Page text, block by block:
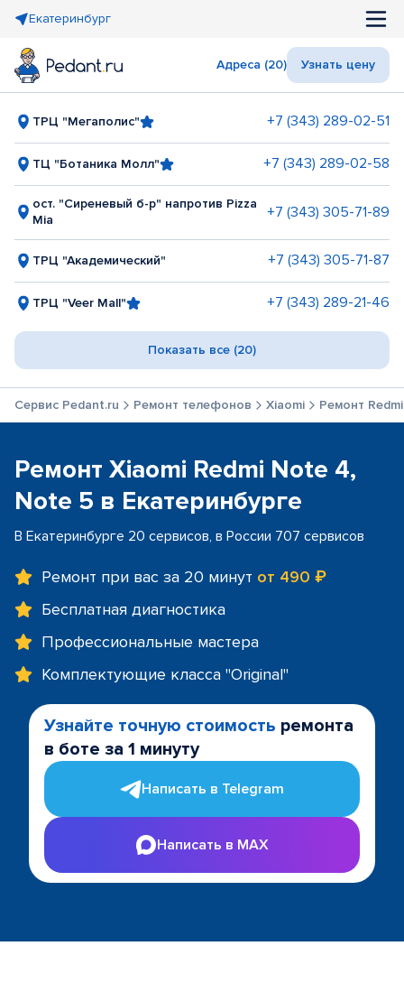
Екатеринбург
Адреса (20) Узнать цену
ТРЦ "Мегаполис" +7 (343) 289-02-51
ТЦ "Ботаника Молл" +7 (343) 289-02-58
ост. "Сиреневый б-р" напротив Pizza
Mia
+7 (343) 305-71-89
ТРЦ "Академический" +7 (343) 305-71-87
ТРЦ "Veer Mall" +7 (343) 289-21-46
Показать все (20)
Сервис Pedant.ru Ремонт телефонов Xiaomi Ремонт
Ремонт Xiaomi Redmi Note 4,
Note 5 в Екатеринбурге
В Екатеринбурге 20 сервисов, в России 707 сервисов
Ремонт при вас за 20 минут от 490 ₽
Бесплатная диагностика
Профессиональные мастера
Комплектующие класса "Original"
Узнайте точную стоимость ремонта
в боте за 1 минуту
Написать в Telegram
Написать в MAX